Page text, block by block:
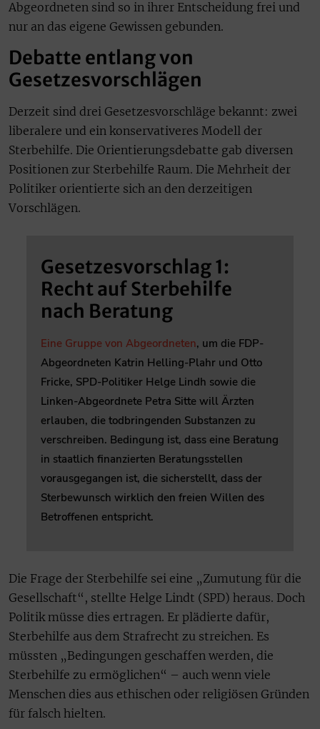
Abgeordneten sind so in ihrer Entscheidung frei und
nur an das eigene Gewissen gebunden.
Debatte entlang von
Gesetzesvorschlägen
Derzeit sind drei Gesetzesvorschläge bekannt: zwei
liberalere und ein konservativeres Modell der
Sterbehilfe. Die Orientierungsdebatte gab diversen
Positionen zur Sterbehilfe Raum. Die Mehrheit der
Politiker orientierte sich an den derzeitigen
Vorschlägen.
Gesetzesvorschlag 1:
Recht auf Sterbehilfe
nach Beratung
Eine Gruppe von Abgeordneten, um die FDP-
Abgeordneten Katrin Helling-Plahr und Otto
Fricke, SPD-Politiker Helge Lindh sowie die
Linken-Abgeordnete Petra Sitte will Ärzten
erlauben, die todbringenden Substanzen zu
verschreiben. Bedingung ist, dass eine Beratung
in staatlich finanzierten Beratungsstellen
vorausgegangen ist, die sicherstellt, dass der
Sterbewunsch wirklich den freien Willen des
Betroffenen entspricht.
Die Frage der Sterbehilfe sei eine „Zumutung für die
Gesellschaft“, stellte Helge Lindt (SPD) heraus. Doch
Politik müsse dies ertragen. Er plädierte dafür,
Sterbehilfe aus dem Strafrecht zu streichen. Es
müssten „Bedingungen geschaffen werden, die
Sterbehilfe zu ermöglichen“ – auch wenn viele
Menschen dies aus ethischen oder religiösen Gründen
für falsch hielten.